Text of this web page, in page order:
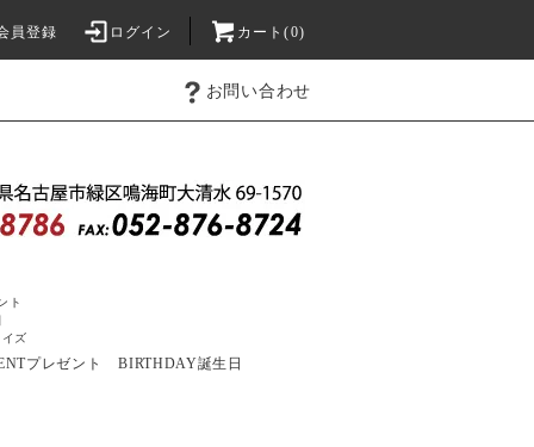
員登録 ログイン カート(0)
お問い合わせ
ト
ズ
プレゼント BIRTHDAY誕生日